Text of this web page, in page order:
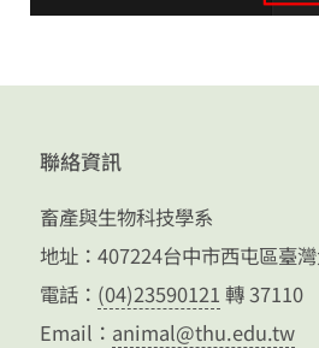
聯絡資訊
畜產與生物科技學系
地址：407224台中市西屯區臺
電話： (04)23590121 轉 37110
Email： animal@thu.edu.tw